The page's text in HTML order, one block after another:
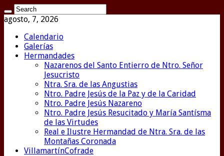
agosto, 7, 2026
Calendario
Galerías
Hermandades
Nazarenos del Santo Entierro de Ntro. Señor
Jesucristo
Ntra. Sra. de las Angustias
Ntro. Padre Jesús de la Paz y de la Caridad
Ntro. Padre Jesús Nazareno
Ntro. Padre Jesús Resucitado y María Santísma
de las Virtudes
Real e Ilustre Hermandad de Ntra. Sra. de las
Montañas Coronada
VillamartínCofrade